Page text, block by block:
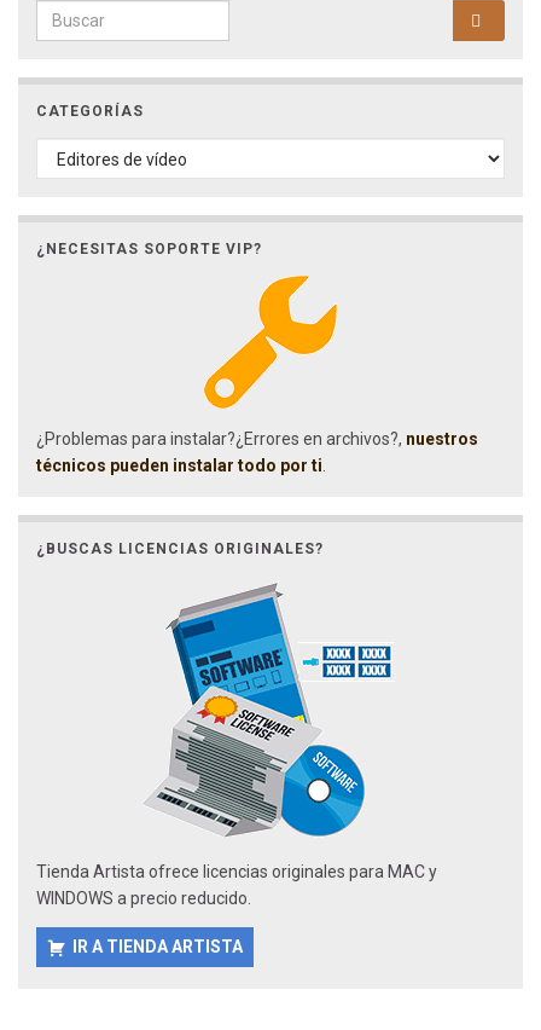
Search for:
CATEGORÍAS
CATEGORÍAS
¿NECESITAS SOPORTE VIP?
¿Problemas para instalar?¿Errores en archivos?, nuestros
técnicos pueden instalar todo por ti.
¿BUSCAS LICENCIAS ORIGINALES?
Tienda Artista ofrece licencias originales para MAC y
WINDOWS a precio reducido.
IR A TIENDA ARTISTA